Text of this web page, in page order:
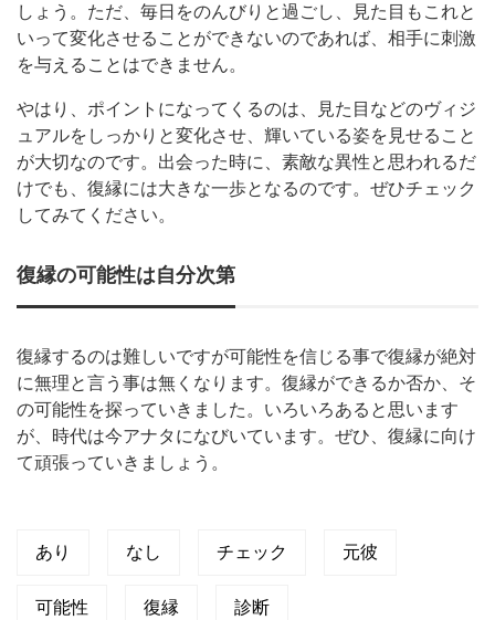
しょう。ただ、毎日をのんびりと過ごし、見た目もこれと
いって変化させることができないのであれば、相手に刺激
を与えることはできません。
やはり、ポイントになってくるのは、見た目などのヴィジ
ュアルをしっかりと変化させ、輝いている姿を見せること
が大切なのです。出会った時に、素敵な異性と思われるだ
けでも、復縁には大きな一歩となるのです。ぜひチェック
してみてください。
復縁の可能性は自分次第
復縁するのは難しいですが可能性を信じる事で復縁が絶対
に無理と言う事は無くなります。復縁ができるか否か、そ
の可能性を探っていきました。いろいろあると思います
が、時代は今アナタになびいています。ぜひ、復縁に向け
て頑張っていきましょう。
あり なし チェック 元彼
可能性 復縁 診断